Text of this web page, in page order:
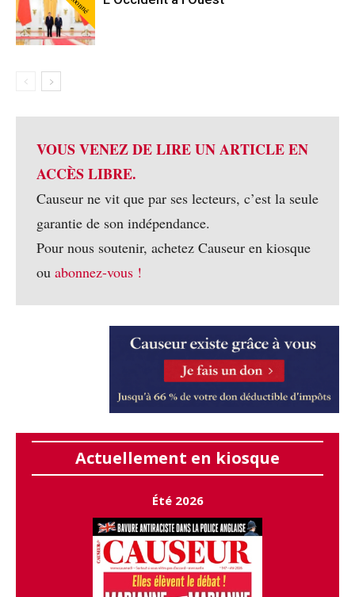
VOUS VENEZ DE LIRE UN ARTICLE EN
ACCÈS LIBRE.
Causeur ne vit que par ses lecteurs, c’est la seule
garantie de son indépendance.
Pour nous soutenir, achetez Causeur en kiosque
ou abonnez-vous !
Actuellement en kiosque
Été 2026